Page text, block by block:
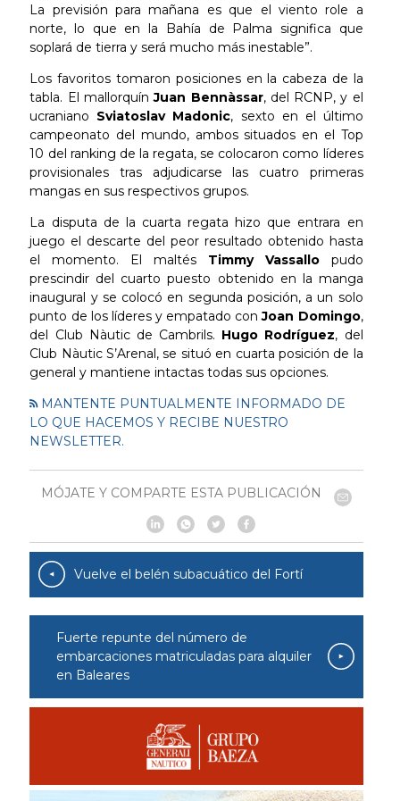
La previsión para mañana es que el viento role a
norte, lo que en la Bahía de Palma significa que
soplará de tierra y será mucho más inestable”.
Los favoritos tomaron posiciones en la cabeza de la
tabla. El mallorquínJuan Bennàssar, del RCNP, y el
ucraniano Sviatoslav Madonic, sexto en el último
campeonato del mundo, ambos situados en el Top
10 del ranking de la regata, se colocaron como líderes
provisionales tras adjudicarse las cuatro primeras
mangas en sus respectivos grupos.
La disputa de la cuarta regata hizo que entrara en
juego el descarte del peor resultado obtenido hasta
el momento. El maltés Timmy Vassallopudo
prescindir del cuarto puesto obtenido en la manga
inaugural y se colocó en segunda posición, a un solo
punto de los líderes y empatado conJoan Domingo,
del Club Nàutic de Cambrils. Hugo Rodríguez, del
Club Nàutic S’Arenal, se situó en cuarta posición de la
general y mantiene intactas todas sus opciones.
MANTENTE PUNTUALMENTE INFORMADO DE
LO QUE HACEMOS Y RECIBE NUESTRO
NEWSLETTER.
MÓJATE Y COMPARTE ESTA PUBLICACIÓN
Vuelve el belén subacuático del Fortí
Fuerte repunte del número de
embarcaciones matriculadas para alquiler
en Baleares